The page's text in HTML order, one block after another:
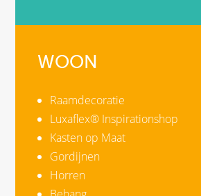
WOON
Raamdecoratie
Luxaflex® Inspirationshop
Kasten op Maat
Gordijnen
Horren